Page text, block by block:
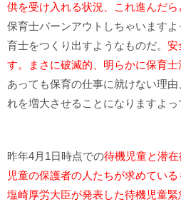
供を受け入れる状況、これ進んだ
保育士バーンアウトしちゃいます
育士をつくり出すようなものだ。 安
す。まさに破滅的、明らかに保育士
あっても保育の仕事に就けない理
れを増大させることになりますよっ
昨年4月1日時点での待機児童と潜
児童の保護者の人たちが求めてい
塩崎厚労大臣が発表した待機児童